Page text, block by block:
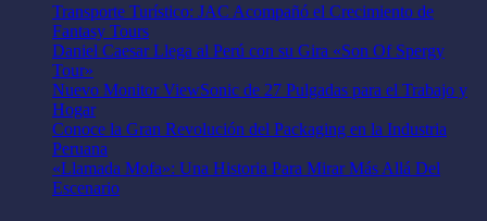
Transporte Turístico: JAC Acompañó el Crecimiento de
Fantasy Tours
Daniel Caesar Llega al Perú con su Gira «Son Of Spergy
Tour»
Nuevo Monitor ViewSonic de 27 Pulgadas para el Trabajo y
Hogar
Conoce la Gran Revolución del Packaging en la Industria
Peruana
«Llamada Mofa»: Una Historia Para Mirar Más Allá Del
Escenario